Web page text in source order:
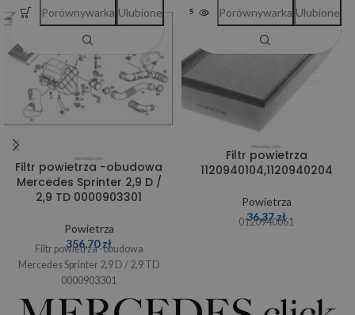
Filtr powietrza -obudowa
Mercedes Sprinter 2,9 D /
2,9 TD 0000903301
Powietrza
356,70zł
Filtr powietrza -obudowa
Mercedes Sprinter 2,9 D / 2,9 TD
0000903301
Porównywarka Ulubione SOLD OUT
Filtr powietrza
1120940104,1120940204
Powietrza
36,37zł
0120940061
Porównywarka Ulubione